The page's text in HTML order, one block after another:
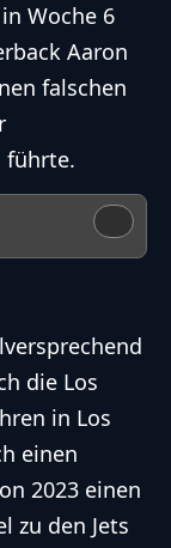
Woche 6
Aaron
falschen
führte.
die Los
in Los
einen
2023 einen
zu den Jets